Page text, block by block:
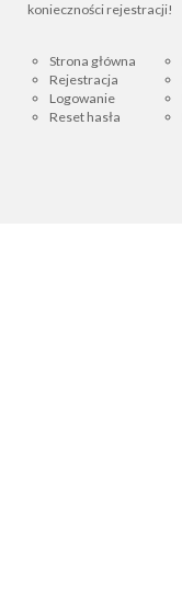
konieczności rejestracji!
Strona główna
Rejestracja
Logowanie
Reset hasła